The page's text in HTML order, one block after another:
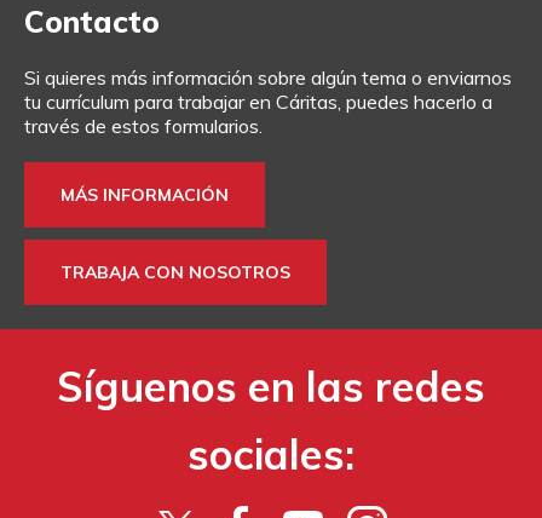
Contacto
Si quieres más información sobre algún tema o enviarnos
tu currículum para trabajar en Cáritas, puedes hacerlo a
través de estos formularios.
MÁS INFORMACIÓN
TRABAJA CON NOSOTROS
Síguenos en las redes
sociales: